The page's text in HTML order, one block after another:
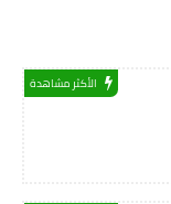
الأكثر مشاهدة